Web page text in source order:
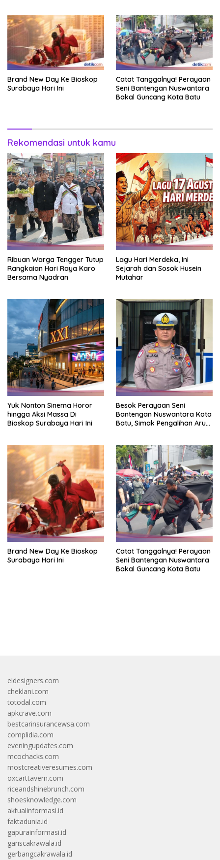
Brand New Day Ke Bioskop
Surabaya Hari Ini
Catat Tanggalnya! Perayaan
Seni Bantengan Nuswantara
Bakal Guncang Kota Batu
Rekomendasi untuk kamu
Ribuan Warga Tengger Tutup
Rangkaian Hari Raya Karo
Bersama Nyadran
Lagu Hari Merdeka, Ini
Sejarah dan Sosok Husein
Mutahar
Yuk Nonton Sinema Horor
hingga Aksi Massa Di
Bioskop Surabaya Hari Ini
Besok Perayaan Seni
Bantengan Nuswantara Kota
Batu, Simak Pengalihan Arus
Brand New Day Ke Bioskop
Surabaya Hari Ini
Catat Tanggalnya! Perayaan
Seni Bantengan Nuswantara
Bakal Guncang Kota Batu
eldesigners.com
cheklani.com
totodal.com
apkcrave.com
bestcarinsurancewsa.com
complidia.com
eveningupdates.com
mcochacks.com
mostcreativeresumes.com
oxcarttavern.com
riceandshinebrunch.com
shoesknowledge.com
aktualinformasi.id
faktadunia.id
gapurainformasi.id
gariscakrawala.id
gerbangcakrawala.id